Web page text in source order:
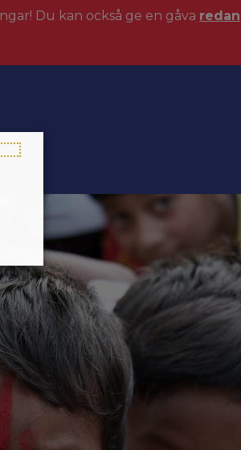
Du kan också ge en gåva redan